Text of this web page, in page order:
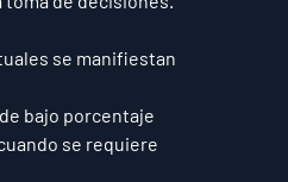
se manifiestan
bajo porcentaje
se requiere